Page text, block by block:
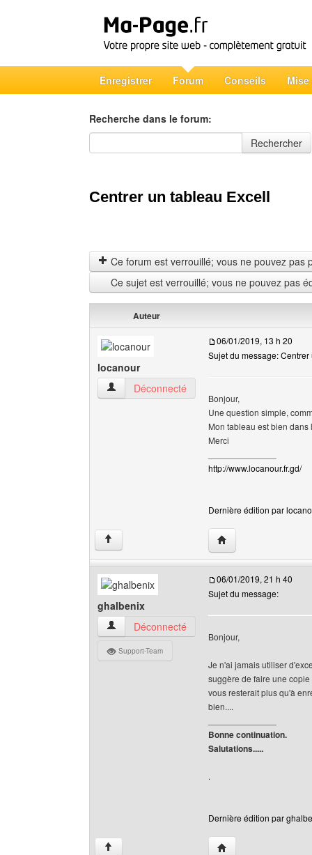
Enregistrer Forum Conseils Mise
Recherche dans le forum:
Recherche dans le forum
Rechercher
Centrer un tableau Excell
Ce forum est verrouillé; vous ne pouvez pas
Ce sujet est verrouillé; vous ne pouvez pas
Auteur
locanour
locanour Voir le profil de l'utilisateur
Déconnecté
06/01/2019, 13 h 20
Sujet du message:
Bonjour,
Une question simple,
Mon tableau est bien
Merci
http://www.locanour.fr.gd/
Dernière édition par
↑ Visiter le site web
ghalbenix
ghalbenix Voir le profil de l'utilisateur
Déconnecté
Support-Team
06/01/2019, 21 h 40
Sujet du message:
Bonjour,
Je n'ai jamais utiliser
suggère de faire une
vous resterait plus qu'à
bien....
Bonne continuation.
Salutations.....
.
Dernière édition par
↑ Visiter le site web